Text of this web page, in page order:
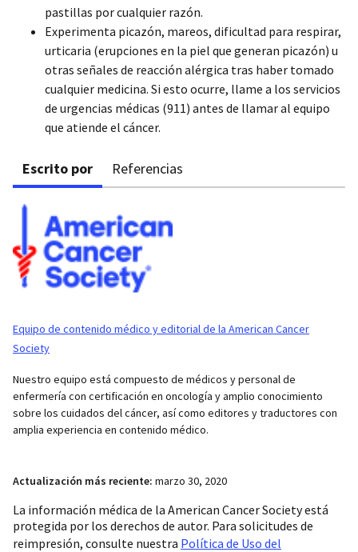
pastillas por cualquier razón.
Experimenta picazón, mareos, dificultad para respirar,
urticaria (erupciones en la piel que generan picazón) u
otras señales de reacción alérgica tras haber tomado
cualquier medicina. Si esto ocurre, llame a los servicios
de urgencias médicas (911) antes de llamar al equipo
que atiende el cáncer.
Escrito por Referencias
Equipo de contenido médico y editorial de la American Cancer
Society
Nuestro equipo está compuesto de médicos y personal de
enfermería con certificación en oncología y amplio conocimiento
sobre los cuidados del cáncer, así como editores y traductores con
amplia experiencia en contenido médico.
Actualización más reciente: marzo 30, 2020
La información médica de la American Cancer Society está
protegida por los derechos de autor. Para solicitudes de
reimpresión, consulte nuestra Política de Uso del